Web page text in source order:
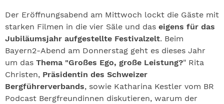
Der Eröffnungsabend am Mittwoch lockt die Gäste mit
starken Filmen in die vier Säle und das eigens für das
Jubiläumsjahr aufgestellte Festivalzelt. Beim
Bayern2-Abend am Donnerstag geht es dieses Jahr
um das Thema "Großes Ego, große Leistung?" Rita
Christen, Präsidentin des Schweizer
Bergführerverbands, sowie Katharina Kestler vom BR
Podcast Bergfreundinnen diskutieren, warum der